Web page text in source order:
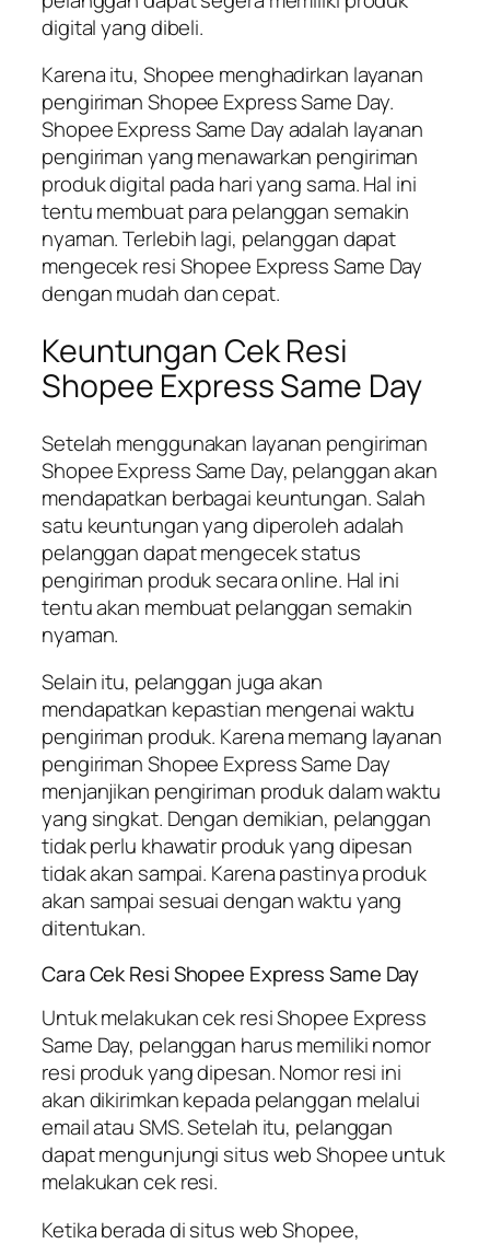
digital yang dibeli.
Karena itu, Shopee menghadirkan layanan
pengiriman Shopee Express Same Day.
Shopee Express Same Day adalah layanan
pengiriman yang menawarkan pengiriman
produk digital pada hari yang sama. Hal ini
tentu membuat para pelanggan semakin
nyaman. Terlebih lagi, pelanggan dapat
mengecek resi Shopee Express Same Day
dengan mudah dan cepat.
Keuntungan Cek Resi
Shopee Express Same Day
Setelah menggunakan layanan pengiriman
Shopee Express Same Day, pelanggan akan
mendapatkan berbagai keuntungan. Salah
satu keuntungan yang diperoleh adalah
pelanggan dapat mengecek status
pengiriman produk secara online. Hal ini
tentu akan membuat pelanggan semakin
nyaman.
Selain itu, pelanggan juga akan
mendapatkan kepastian mengenai waktu
pengiriman produk. Karena memang layanan
pengiriman Shopee Express Same Day
menjanjikan pengiriman produk dalam waktu
yang singkat. Dengan demikian, pelanggan
tidak perlu khawatir produk yang dipesan
tidak akan sampai. Karena pastinya produk
akan sampai sesuai dengan waktu yang
ditentukan.
Cara Cek Resi Shopee Express Same Day
Untuk melakukan cek resi Shopee Express
Same Day, pelanggan harus memiliki nomor
resi produk yang dipesan. Nomor resi ini
akan dikirimkan kepada pelanggan melalui
email atau SMS. Setelah itu, pelanggan
dapat mengunjungi situs web Shopee untuk
melakukan cek resi.
Ketika berada di situs web Shopee,